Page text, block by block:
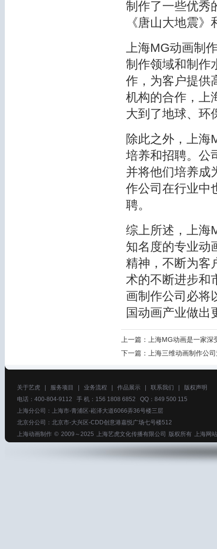
制作了一些优秀
《唐山大地震
上海MG动画制
制作领域和制作
作，为客户提供
机构的合作，上
大到了地球、环
除此之外，上海
培养和招聘。公
并将他们培养成
作公司在行业中
聘。
综上所述，上海
知名度的专业动
精神，不断为客
术的不断进步和
画制作公司必将
国动画产业做出
上一篇：
上海MG动画是一家
下一篇：
上海三维动画制作公
关于艺虎 服务项目 业务流程 作品展示 联系我们
版权声明
电话：400-804-9112 手 机：156 1808 6852 QQ：849 500 115
上海分公司：上海市-青浦区-崧泽大道6066弄36号楼三层
北京分公司：北京市-大兴区-CDD创意港嘉悦广场七号楼512
上海动画制作 © 2009～2025 上海艺虎文化传播有限公司 版权所有 上海网